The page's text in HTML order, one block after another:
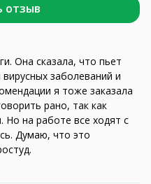
отзыв
Она сказала, что пьет
заболеваний и
я тоже заказала
рано, так как
Но на работе все ходят с
Думаю, что это